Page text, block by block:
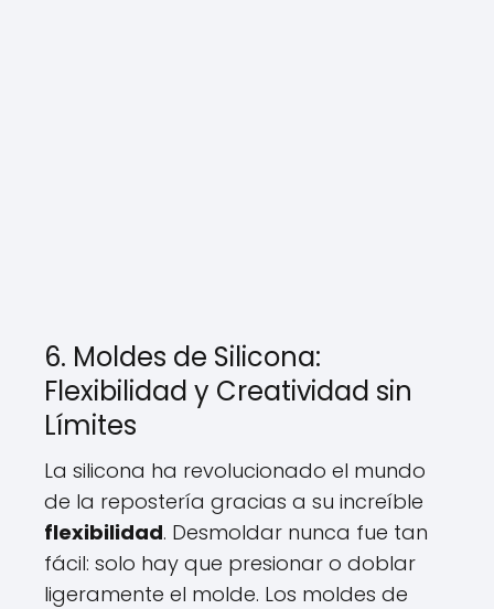
6. Moldes de Silicona:
Flexibilidad y Creatividad sin
Límites
La silicona ha revolucionado el mundo
de la repostería gracias a su increíble
flexibilidad. Desmoldar nunca fue tan
fácil: solo hay que presionar o doblar
ligeramente el molde. Los moldes de